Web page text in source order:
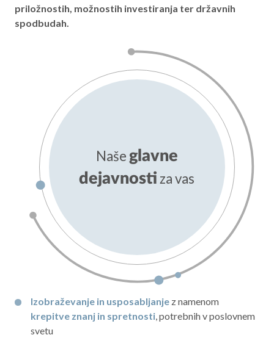
REGIJA
priložnostih, možnostih investiranja ter državnih
spodbudah.
Naše glavne
dejavnosti za vas
Izobraževanje in usposabljanjez namenom
krepitve znanj in spretnosti, potrebnih v poslovnem
svetu